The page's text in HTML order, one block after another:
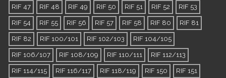
RIF 47 RIF 48 RIF 49 RIF 50 RIF 51 RIF 52 RIF 53
RIF 54 RIF 55 RIF 56 RIF 57 RIF 58 RIF 80 RIF 81
RIF 82 RIF 100/101 RIF 102/103 RIF 104/105
RIF 106/107 RIF 108/109 RIF 110/111 RIF 112/113
RIF 114/115 RIF 116/117 RIF 118/119 RIF 150 RIF 151